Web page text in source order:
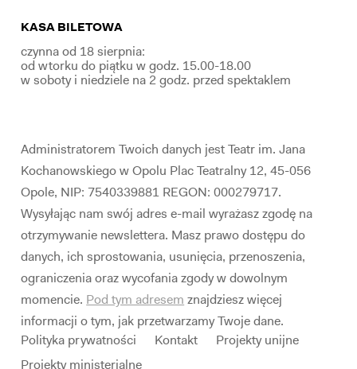
KASA BILETOWA
czynna od 18 sierpnia:
od wtorku do piątku w godz. 15.00-18.00
w soboty i niedziele na 2 godz. przed spektaklem
Administratorem Twoich danych jest Teatr im. Jana
Kochanowskiego w Opolu Plac Teatralny 12, 45-056
Opole, NIP: 7540339881 REGON: 000279717.
Wysyłając nam swój adres e-mail wyrażasz zgodę na
otrzymywanie newslettera. Masz prawo dostępu do
danych, ich sprostowania, usunięcia, przenoszenia,
ograniczenia oraz wycofania zgody w dowolnym
momencie. Pod tym adresem znajdziesz więcej
informacji o tym, jak przetwarzamy Twoje dane.
Polityka prywatności
Kontakt
Projekty unijne
Projekty ministerialne